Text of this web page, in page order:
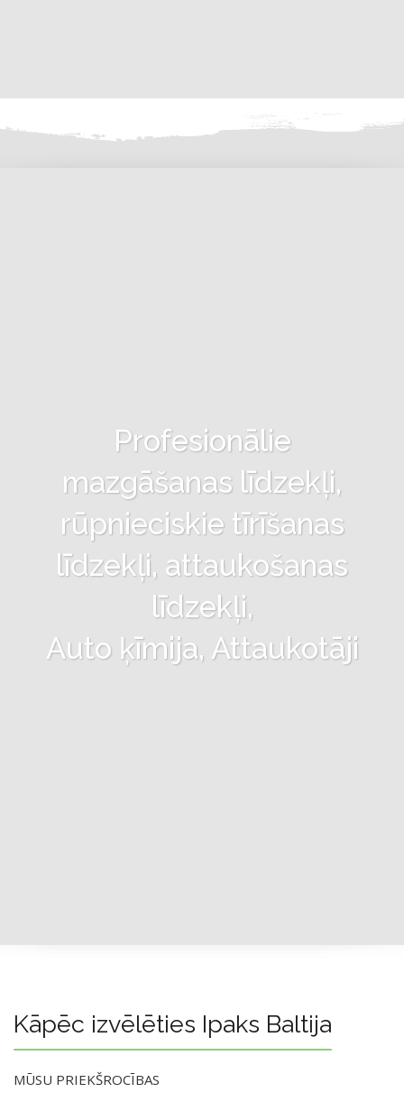
Profesionālie
mazgāšanas līdzekļi,
rūpnieciskie tīrīšanas
līdzekļi, attaukošanas
līdzekļi,
Auto ķīmija, Attaukotāji
Kāpēc izvēlēties Ipaks Baltija
MŪSU PRIEKŠROCĪBAS